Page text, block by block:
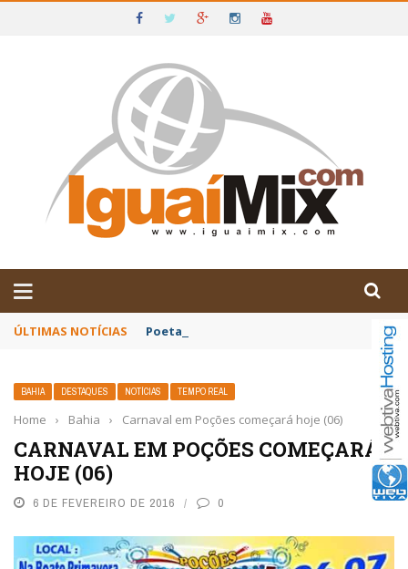
IGUAÍ E SUDOESTE DA BAHIA
ÚLTIMAS NOTÍCIAS Poetas baianos representam o Brasil no
BAHIA DESTAQUES NOTÍCIAS TEMPO REAL
Home › Bahia › Carnaval em Poções começará hoje (06)
CARNAVAL EM POÇÕES COMEÇARÁ
HOJE (06)
6 DE FEVEREIRO DE 2016 0